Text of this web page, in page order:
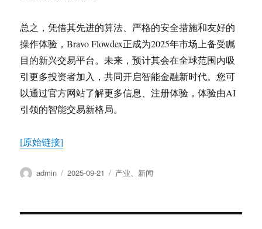
总之，凭借其先进的算法、严格的安全措施和友好的
操作体验，Bravo Flowdex正成为2025年市场上备受瞩
目的新兴交易平台。未来，预计其会在全球范围内吸
引更多投资者加入，共同开启智能金融新时代。您可
以通过官方网站了解更多信息、注册体验，体验由AI
引领的智能交易新格局。
[原始链接]
作
admin
发
2025-09-21
分
产业、 新闻